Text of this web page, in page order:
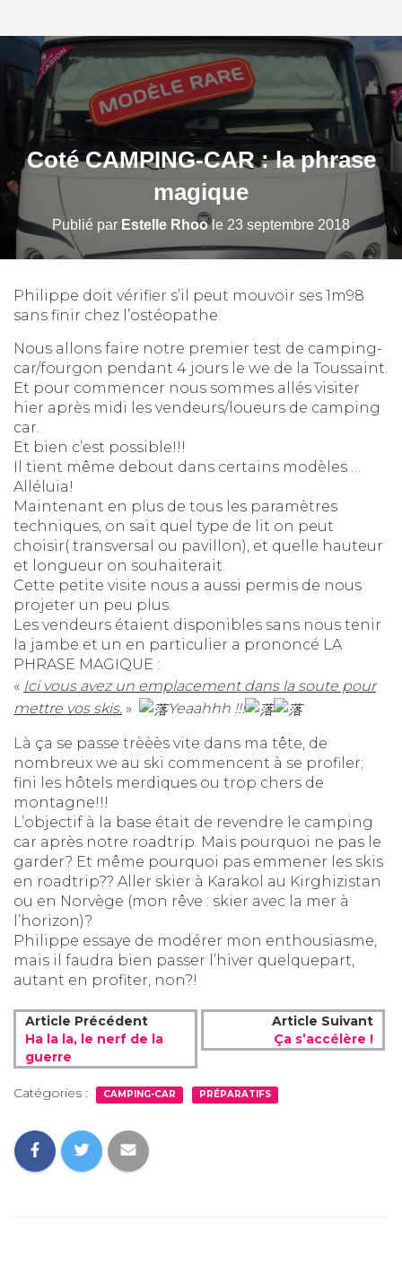
Coté CAMPING-CAR : la phrase
magique
Publié par Estelle Rhoole 23 septembre 2018
Philippe doit vérifier s’il peut mouvoir ses 1m98
sans finir chez l’ostéopathe.
Nous allons faire notre premier test de camping-
car/fourgon pendant 4 jours le we de la Toussaint.
Et pour commencer nous sommes allés visiter
hier après midi les vendeurs/loueurs de camping
car.
Et bien c’est possible!!!
Il tient même debout dans certains modèles …
Alléluia!
Maintenant en plus de tous les paramètres
techniques, on sait quel type de lit on peut
choisir( transversal ou pavillon), et quelle hauteur
et longueur on souhaiterait.
Cette petite visite nous a aussi permis de nous
projeter un peu plus.
Les vendeurs étaient disponibles sans nous tenir
la jambe et un en particulier a prononcé LA
PHRASE MAGIQUE :
« Ici vous avez un emplacement dans la soute pour
mettre vos skis. » Yeaahhh !!!
Là ça se passe trèèès vite dans ma tête, de
nombreux we au ski commencent à se profiler;
fini les hôtels merdiques ou trop chers de
montagne!!!
L’objectif à la base était de revendre le camping
car après notre roadtrip. Mais pourquoi ne pas le
garder? Et même pourquoi pas emmener les skis
en roadtrip?? Aller skier à Karakol au Kirghizistan
ou en Norvège (mon rêve : skier avec la mer à
l’horizon)?
Philippe essaye de modérer mon enthousiasme,
mais il faudra bien passer l’hiver quelquepart,
autant en profiter, non?!
Article Précédent
Ha la la, le nerf de la
guerre
Article Suivant
Ça s’accélère !
Catégories : CAMPING-CAR PRÉPARATIFS